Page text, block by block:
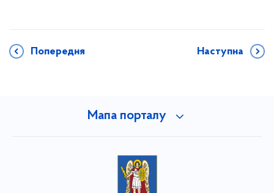
Попередня Наступна
Мапа порталу